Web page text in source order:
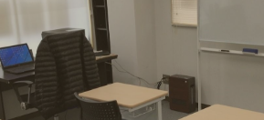
塾長ブログ
お問い合わせ